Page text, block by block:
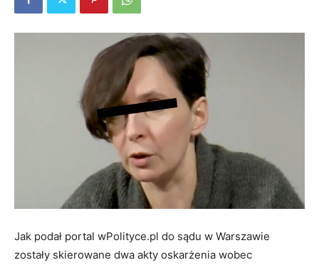
Jak podał portal wPolityce.pl do sądu w Warszawie
zostały skierowane dwa akty oskarżenia wobec